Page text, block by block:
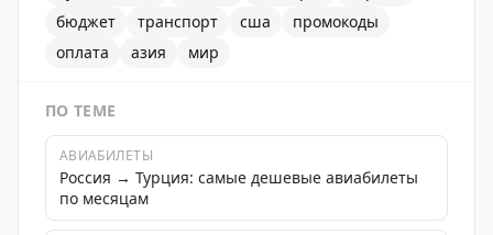
бюджет
транспорт сша
промокоды
оплата
азия мир
ПО ТЕМЕ
АВИАБИЛЕТЫ
Россия → Турция: самые дешевые авиабилеты
по месяцам